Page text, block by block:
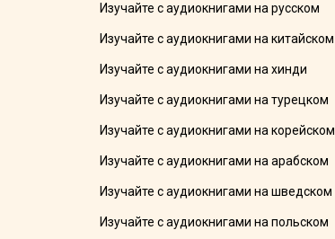
Изучайте с аудиокнигами на русском
Изучайте с аудиокнигами на китайском
Изучайте с аудиокнигами на хинди
Изучайте с аудиокнигами на турецком
Изучайте с аудиокнигами на корейском
Изучайте с аудиокнигами на арабском
Изучайте с аудиокнигами на шведском
Изучайте с аудиокнигами на польском